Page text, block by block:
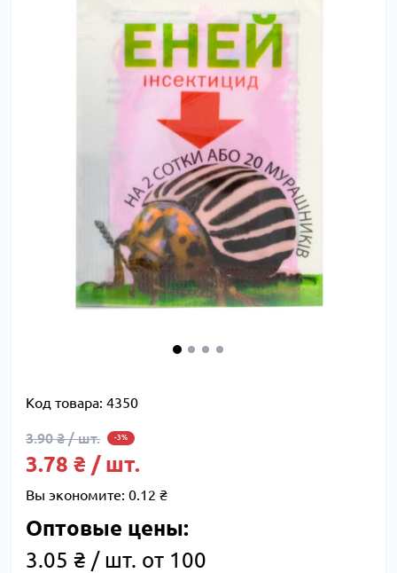
Код товара: 4350
3.90 ₴ / шт. -3%
3.78 ₴ / шт.
Вы экономите: 0.12 ₴
Оптовые цены:
3.05 ₴ / шт. от 100